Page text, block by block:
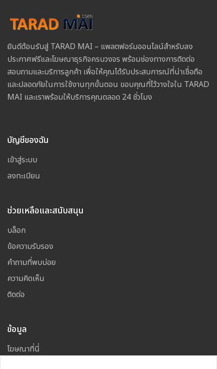
ยินดีต้อนรับสู่ TARAD MAI – แพลตฟอร์มออนไลน์สำหรับลง
ประกาศฟรีและโฆษณาธุรกิจครบวงจร พร้อมช่องทางการติดต่อ
สอบถามและบริการลูกค้า เพื่อให้คุณได้รับประสบการณ์ที่น่าเชื่อถือ
และปลอดภัยในการใช้งานทุกขั้นตอน ขอบคุณที่ไว้วางใจใน TARAD
MAI และเราพร้อมให้บริการคุณตลอด 24 ชั่วโมง
บัญชีของฉัน
เข้าสู่ระบบ
ลงทะเบียน
ช่วยเหลือและสนับสนุน
บล็อก
ข้อความรับรอง
คำถามที่พบบ่อย
ความคิดเห็น
ติดต่อ
ข้อมูล
โฆษณาที่นี่